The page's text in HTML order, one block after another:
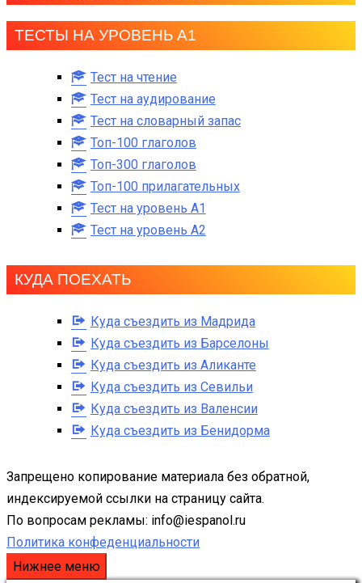
ТЕСТЫ НА УРОВЕНЬ А1
Тест на чтение
Тест на аудирование
Тест на словарный запас
Топ-100 глаголов
Топ-300 глаголов
Топ-100 прилагательных
Тест на уровень A1
Тест на уровень A2
КУДА ПОЕХАТЬ
Куда съездить из Мадрида
Куда съездить из Барселоны
Куда съездить из Аликанте
Куда съездить из Севильи
Куда съездить из Валенсии
Куда съездить из Бенидорма
Запрещено копирование материала без обратной,
индексируемой ссылки на страницу сайта.
По вопросам рекламы: info@iespanol.ru
Политика конфеденциальности
Нижнее меню